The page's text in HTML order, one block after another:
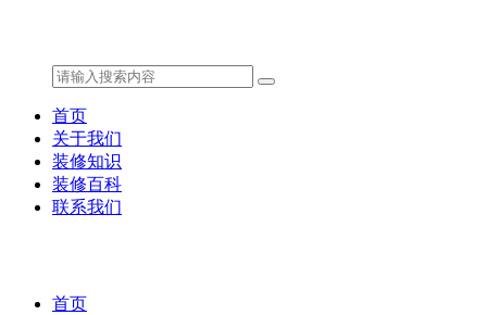
首页
关于我们
装修知识
装修百科
联系我们
首页